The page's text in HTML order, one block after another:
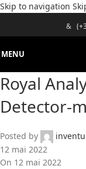
Skip to navigation
&
MENU
Royal
Detector-
Posted by
12 mai 2022
On 12 mai 2022